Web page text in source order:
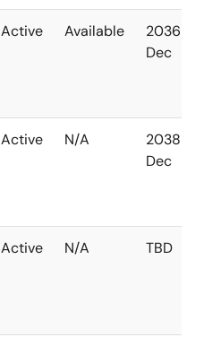
Active Available
2036
Dec
Active N/A
2038
Dec
Active N/A TBD